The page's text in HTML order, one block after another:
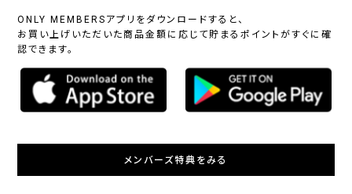
ONLY MEMBERSアプリをダウンロードすると、
お買い上げいただいた商品金額に応じて貯まるポイントがすぐに確
認できます。
メンバーズ特典をみる